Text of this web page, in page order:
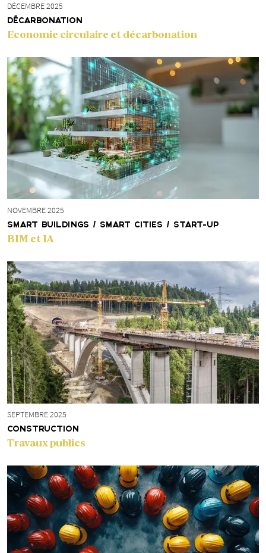
DÉCEMBRE 2025
DÉCARBONATION
Economie circulaire et décarbonation
NOVEMBRE 2025
SMART BUILDINGS / SMART CITIES / START-UP
BIM et IA
SEPTEMBRE 2025
CONSTRUCTION
Travaux publics